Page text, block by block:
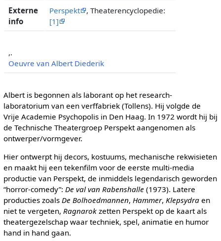
Externe
info
Perspekt
, Theaterencyclopedie:
[1]
,.
Oeuvre van Albert Diederik
Albert is begonnen als laborant op het research-
laboratorium van een verffabriek (Tollens). Hij volgde de
Vrije Academie Psychopolis in Den Haag. In 1972 wordt hij bij
de Technische Theatergroep Perspekt aangenomen als
ontwerper/vormgever.
Hier ontwerpt hij decors, kostuums, mechanische rekwisieten
en maakt hij een tekenfilm voor de eerste multi-media
productie van Perspekt, de inmiddels legendarisch geworden
“horror-comedy”: De val van Rabenshalle (1973). Latere
producties zoals De Bolhoedmannen, Hammer, Klepsydraen
niet te vergeten, Ragnarokzetten Perspekt op de kaart als
theatergezelschap waar techniek, spel, animatie en humor
hand in hand gaan.